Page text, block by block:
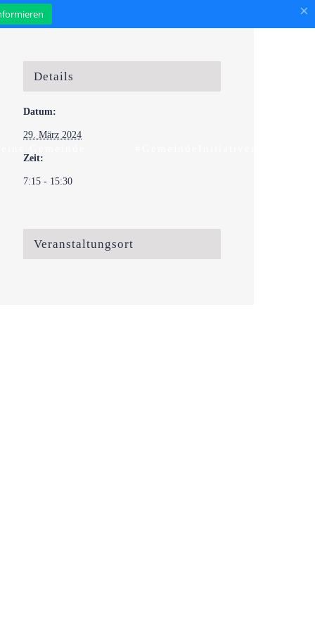
×
Details
Datum:
29. März 2024
Zeit:
7:15 - 15:30
Veranstaltungsort